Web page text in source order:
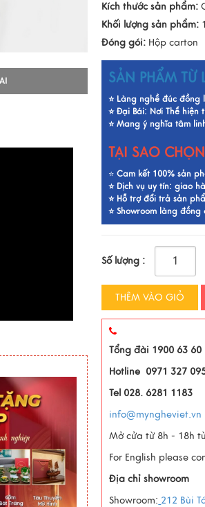
Kích thước sản phẩm:
Khối lượng sản phẩm:
Đóng gói: Hộp carton
SẢN PHẨM
⭐ Làng nghề đúc
⭐ Đại Bái: Nơi Thể
⭐ Mang ý nghĩa tâm
TẠI SAO
⭐Cam kết 100% sản
⭐ Dịch vụ uy tín: giao
⭐ Hỗ trợ đổi trả sản
⭐ Showroom làng
Số lượng :
THÊM VÀO GIỎ
Tổng đài 1900 63 60
Hotline 0971 327
Tel 028. 6281 1183
info@myngheviet.vn
Mở cửa từ 8h - 18h
For English please
Địa chỉ showroom
Showroom: 212 Bùi